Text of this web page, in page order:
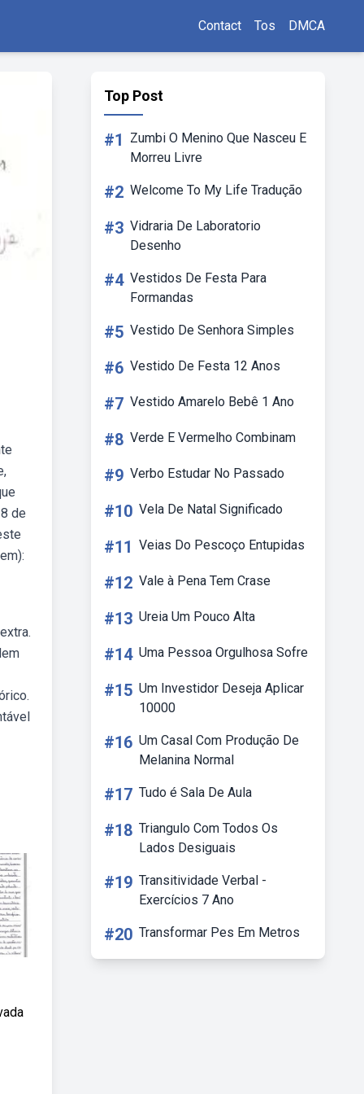
Contact Tos DMCA
de
Top Post
#1
Zumbi O Menino Que Nasceu E
Morreu Livre
#2 Welcome To My Life Tradução
#3 Vidraria De Laboratorio
Desenho
#4 Vestidos De Festa Para
Formandas
#5 Vestido De Senhora Simples
#6 Vestido De Festa 12 Anos
#7 Vestido Amarelo Bebê 1 Ano
#8 Verde E Vermelho Combinam
#9 Verbo Estudar No Passado
#10 Vela De Natal Significado
#11 Veias Do Pescoço Entupidas
#12 Vale à Pena Tem Crase
#13 Ureia Um Pouco Alta
#14 Uma Pessoa Orgulhosa Sofre
#15 Um Investidor Deseja Aplicar
10000
#16 Um Casal Com Produção De
Melanina Normal
#17 Tudo é Sala De Aula
#18 Triangulo Com Todos Os
Lados Desiguais
#19 Transitividade Verbal -
Exercícios 7 Ano
#20 Transformar Pes Em Metros